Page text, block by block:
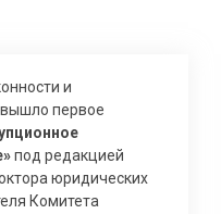
и
первое
под редакцией
юридических
Комитета